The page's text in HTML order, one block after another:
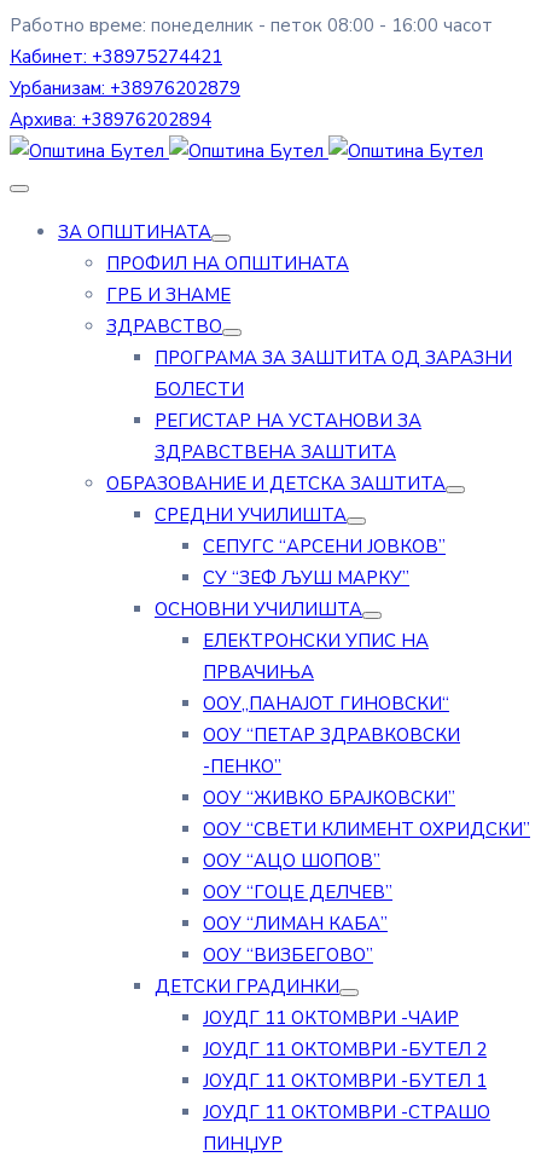
Работно време: понеделник - петок 08:00 - 16:00 часот
Кабинет: +38975274421
Урбанизам: +38976202879
Архива: +38976202894
ЗА ОПШТИНАТА
ПРОФИЛ НА ОПШТИНАТА
ГРБ И ЗНАМЕ
ЗДРАВСТВО
ПРОГРАМА ЗА ЗАШТИТА ОД ЗАРАЗНИ
БОЛЕСТИ
РЕГИСТАР НА УСТАНОВИ ЗА
ЗДРАВСТВЕНА ЗАШТИТА
ОБРАЗОВАНИЕ И ДЕТСКА ЗАШТИТА
СРЕДНИ УЧИЛИШТА
СЕПУГС “АРСЕНИ ЈОВКОВ”
СУ “ЗЕФ ЉУШ МАРКУ”
ОСНОВНИ УЧИЛИШТА
ЕЛЕКТРОНСКИ УПИС НА
ПРВАЧИЊА
ООУ„ПАНАЈОТ ГИНОВСКИ“
ООУ “ПЕТАР ЗДРАВКОВСКИ
-ПЕНКО”
ООУ “ЖИВКО БРАЈКОВСКИ”
ООУ “СВЕТИ КЛИМЕНТ ОХРИДСКИ”
ООУ “АЦО ШОПОВ”
ООУ “ГОЦЕ ДЕЛЧЕВ”
ООУ “ЛИМАН КАБА”
ООУ “ВИЗБЕГОВО”
ДЕТСКИ ГРАДИНКИ
ЈОУДГ 11 ОКТОМВРИ -ЧАИР
ЈОУДГ 11 ОКТОМВРИ -БУТЕЛ 2
ЈОУДГ 11 ОКТОМВРИ -БУТЕЛ 1
ЈОУДГ 11 ОКТОМВРИ -СТРАШО
ПИНЏУР